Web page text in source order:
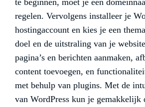
regelen. Vervolgens installeer je
hostingaccount en kies je een
doel en de uitstraling van je
pagina’s en berichten aanmaken,
content toevoegen, en
met behulp van plugins. Met de
van WordPress kun je gemakkelijk